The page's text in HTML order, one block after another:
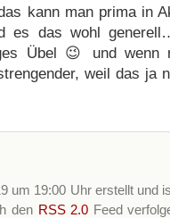
kann man prima in
es das wohl
Übel 😉 und
weil das ja
um 19:00 Uhr erstellt und
den RSS 2.0 Feed